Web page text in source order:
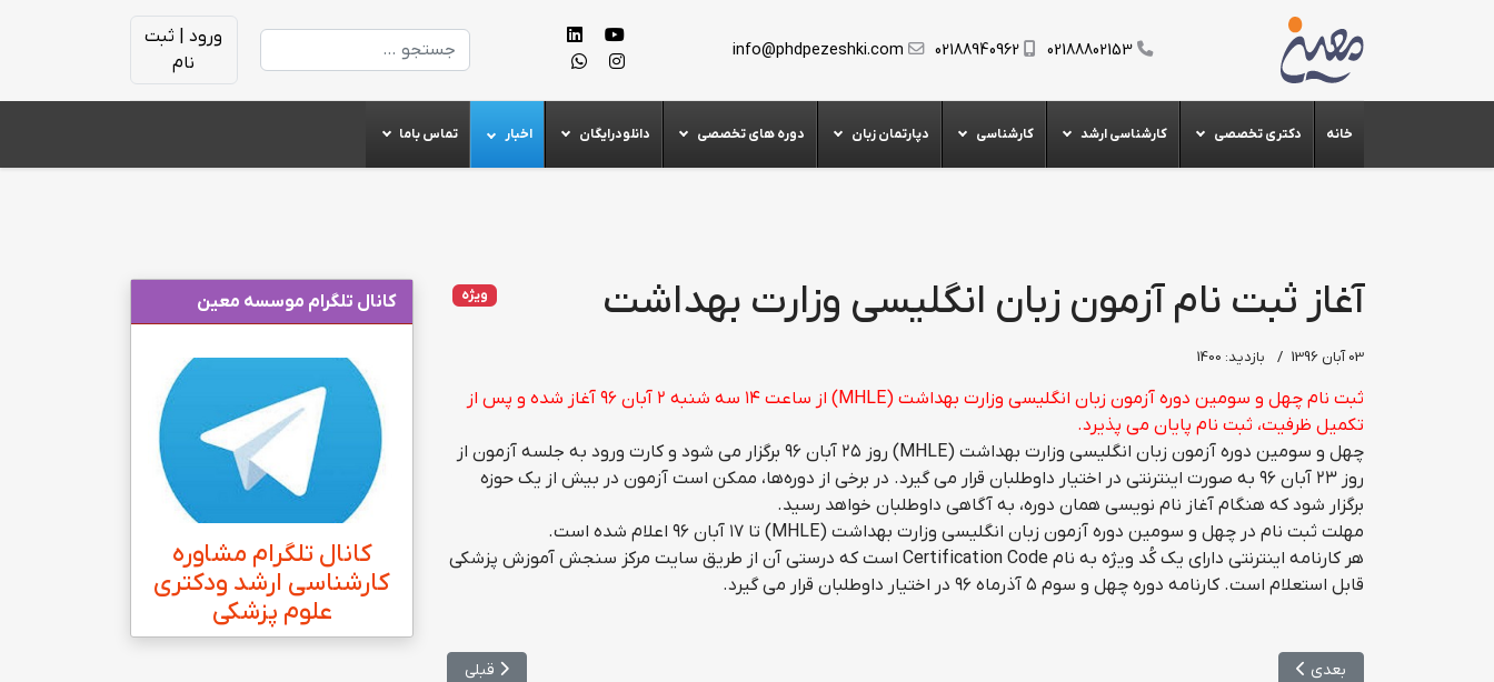
02188802153
02188940962
info@phdpezeshki.com جستجو
ورود | ثبت
نام
خانه دکتری تخصصی کارشناسی ارشد کارشناسی دپارتمان زبان دوره های تخصصی دانلودرایگان اخبار تماس باما
ویژه آغاز ثبت نام آزمون زبان انگلیسی وزارت بهداشت
03 آبان 1396 بازدید: 1400
ثبت نام چهل و سومین دوره آزمون زبان انگلیسی وزارت بهداشت (MHLE) از ساعت ۱۴ سه شنبه ۲ آبان ۹۶ آغاز شده و پس از
تکمیل ظرفیت، ثبت نام پایان می پذیرد.
چهل و سومین دوره آزمون زبان انگلیسی وزارت بهداشت (MHLE) روز ۲۵ آبان ۹۶ برگزار می شود و کارت ورود به جلسه آزمون از
روز ۲۳ آبان ۹۶ به صورت اینترنتی در اختیار داوطلبان قرار می گیرد. در برخی از دوره‌ها، ممکن است آزمون در بیش از یک حوزه
برگزار شود که هنگام آغاز نام نویسی همان دوره، به آگاهی داوطلبان خواهد رسید.
مهلت ثبت نام در چهل و سومین دوره آزمون زبان انگلیسی وزارت بهداشت (MHLE) تا ۱۷ آبان ۹۶ اعلام شده است.
هر کارنامه اینترنتی دارای یک کُد ویژه به نام Certification Code است که درستی آن از طریق سایت مرکز سنجش آموزش پزشکی
قابل استعلام است. کارنامه دوره چهل و سوم ۵ آذرماه ۹۶ در اختیار داوطلبان قرار می گیرد.
مطلب قبلی: دروس و ضرایب آزمون دکترای پرستاری اعلام شد
قبلی مطلب بعدی: برگزاری آزمون MSRT آبان ماه ۹۶
بعدی
کانال تلگرام موسسه معین
کانال تلگرام مشاوره
کارشناسی ارشد ودکتری
علوم پزشکی